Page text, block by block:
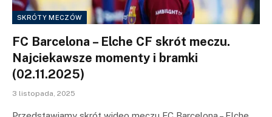
SKRÓTY MECZÓW
FC Barcelona – Elche CF skrót meczu.
Najciekawsze momenty i bramki
(02.11.2025)
3 listopada, 2025